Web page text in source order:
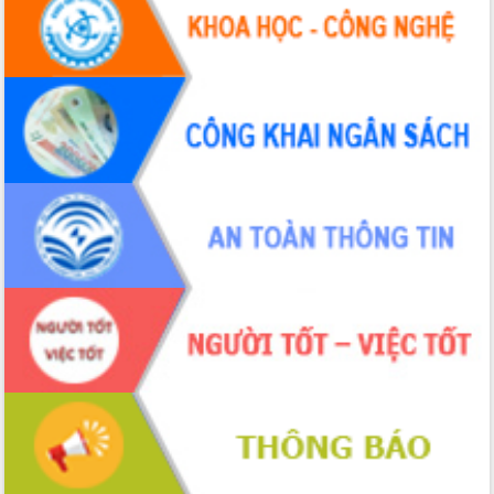
Hội thảo khoa học “Giải pháp thúc đẩy
phát triển nền kinh tế xanh tại tỉnh
Đắk Lắk”
Tăng cường giám sát, đôn đốc thực
hiện nhiệm vụ quản lý tài sản công
hàng tuần
Tháo gỡ những vướng mắc, đẩy mạnh
công tác cải cách thủ tục hành chính
tại Trung tâm Phục vụ hành chính
công tỉnh
Đắk Lắk: Tôn vinh 46 giải pháp tại Hội
thi Sáng tạo Kỹ thuật 2024 - 2025
Đắk Lắk rà soát, điều chỉnh Đề án 190
về phát triển nuôi trồng thủy sản
Phó Chủ tịch UBND tỉnh Đắk Lắk
Trương Công Thái kiểm tra thực địa
Dự án cao tốc Khánh Hòa - Buôn Ma
Thuột
Định vị cà phê Việt Nam như một “di
sản sống” trong dòng chảy toàn cầu